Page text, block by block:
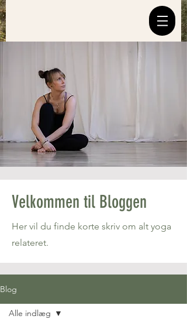
Velkommen til Bloggen
Her vil du finde korte skriv om alt yoga
relateret.
Blog
Alle indlæg